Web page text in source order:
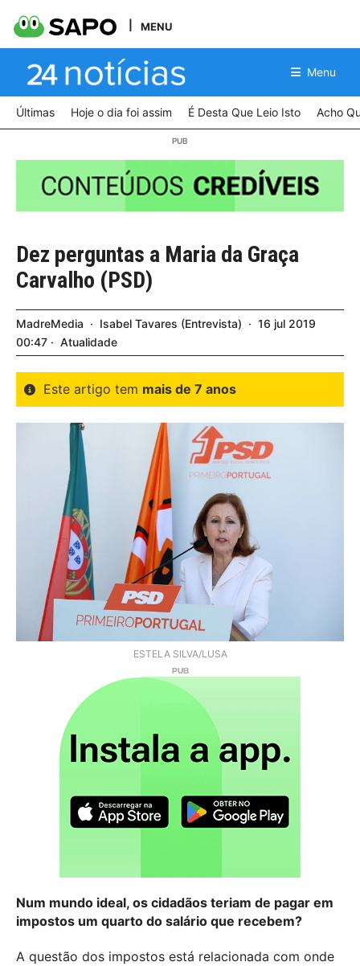
MENU
Menu
Últimas Hoje o dia foi assim É Desta Que Leio Isto Acho
Dez perguntas a Maria da Graça
Carvalho (PSD)
MadreMedia Isabel Tavares Entrevista 16 jul 2019
00:47
Atualidade
Este artigo tem mais de 7 anos
ESTELA SILVA/LUSA
Num mundo ideal, os cidadãos teriam de pagar em
impostos um quarto do salário que recebem?
A questão dos impostos está relacionada com onde